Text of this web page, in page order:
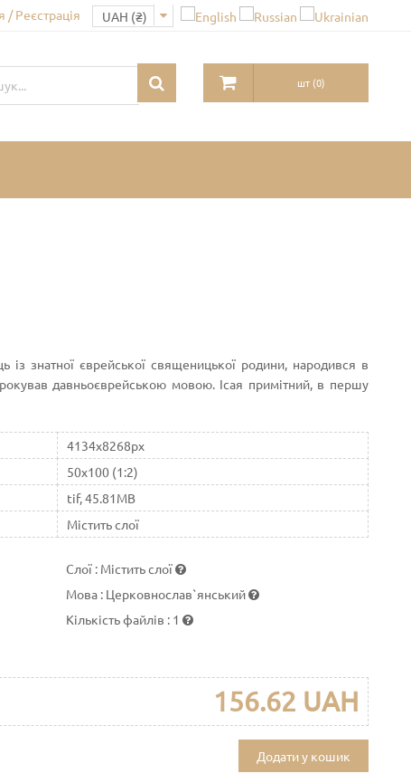
/ Реєстрація
шт(0)
із знатної єврейської священицької родини, народився в
давньоєврейською мовою. Ісая примітний, в першу
4134x8268px
50x100 (1:2)
tif, 45.81MB
Містить слої
Слої : Містить слої
Мова : Церковнослав`янський
Кількість файлів : 1
156.62 UAH
Додати у кошик